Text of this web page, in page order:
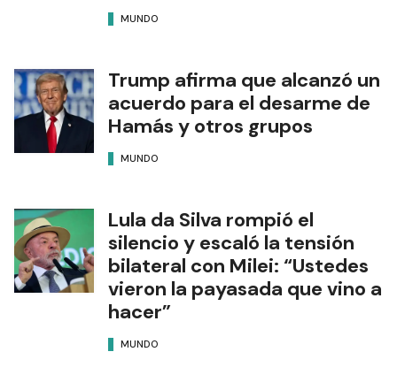
MUNDO
Trump afirma que alcanzó un
acuerdo para el desarme de
Hamás y otros grupos
MUNDO
Lula da Silva rompió el
silencio y escaló la tensión
bilateral con Milei: “Ustedes
vieron la payasada que vino a
hacer”
MUNDO